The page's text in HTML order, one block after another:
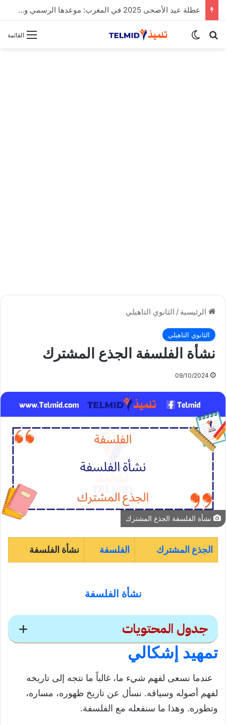
الحركة الانتقالية الوطنية لهيئة التدريس 2025
القائمة بحث عنالوضع المظلم
الرئيسية / الثانوي التاهيلي
الثانوي التاهيلي
نشأة الفلسفة الجذع المشترك
09/10/2024
نشأة الفلسفة الجذع المشترك
الجذع المشترك الفلسفة نشأة الفلسفة
نشأة الفلسفة
جدول المحتويات
نشأة الفلسفة
تمهيد إشكالي
تقديم
تمهيد إشكالي
عندما نسعى لفهم شيء ما، غالباً ما نتجه إلى تاريخه
لفهم أصوله وسياقه. نسأل عن تاريخ ظهوره، مساره،
وتطوره. وهذا ما سنفعله مع الفلسفة.